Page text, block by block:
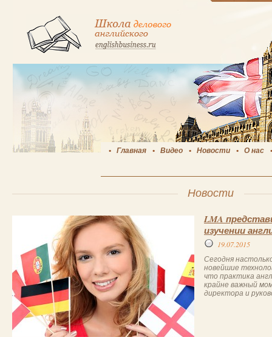
Главная Видео Новости О нас
Новости
LMA
изучении
19.07.2015
Сегодня
новейшие
что практика
крайне важный
директора и